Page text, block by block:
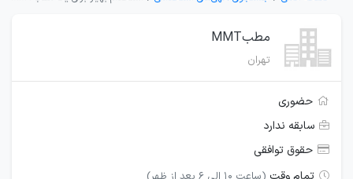
مطبMMT
تهران
حضوری
سابقه ندارد
حقوق توافقی